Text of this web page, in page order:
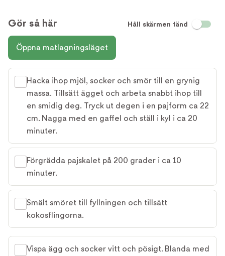
Gör så här Håll skärmen tänd
Öppna matlagningsläget
Hacka ihop mjöl, socker och smör till en grynig
massa. Tillsätt ägget och arbeta snabbt ihop till
en smidig deg. Tryck ut degen i en pajform ca 22
cm. Nagga med en gaffel och ställ i kyl i ca 20
minuter.
Förgrädda pajskalet på 200 grader i ca 10
minuter.
Smält smöret till fyllningen och tillsätt
kokosflingorna.
Vispa ägg och socker vitt och pösigt. Blanda med